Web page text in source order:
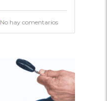
No hay comentarios